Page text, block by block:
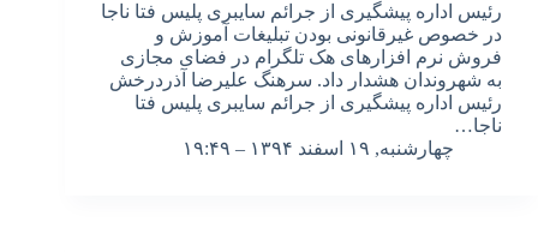
رئیس اداره پیشگیری از جرائم سایبری پلیس فتا ناجا
در خصوص غیرقانونی بودن تبلیغات آموزش و
فروش نرم افزارهای هک تلگرام در فضای مجازی
به شهروندان هشدار داد. سرهنگ علیرضا آذردرخش
رئیس اداره پیشگیری از جرائم سایبری پلیس فتا
ناجا…
چهارشنبه, ۱۹ اسفند ۱۳۹۴ – ۱۹:۴۹